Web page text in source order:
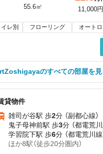
55.6㎡
11,000円
レ別 フローリング オート
のすべての部屋を見
貸物件
雑司が谷駅 歩2分 （副都心線）
鬼子母神前駅 歩3分 （都電荒川
学習院下駅 歩6分 （都電荒川線
ほか8駅（徒歩20分圏内）